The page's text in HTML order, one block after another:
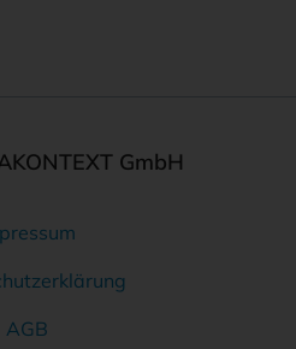
GmbH
AGB